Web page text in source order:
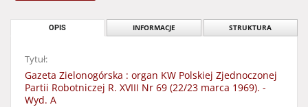
OPIS INFORMACJE STRUKTURA
Tytuł:
Gazeta Zielonogórska : organ KW Polskiej Zjednoczonej
Partii Robotniczej R. XVIII Nr 69 (22/23 marca 1969). -
Wyd. A